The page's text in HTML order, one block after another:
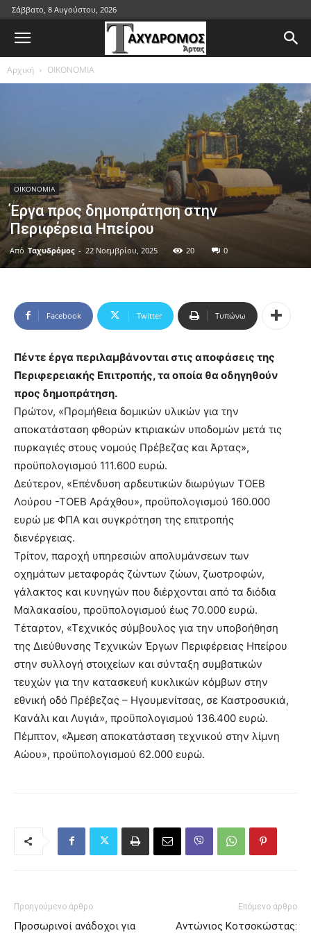
Σάββατο, 8 Αυγούστου, 2026
Αρχική ΟΙΚΟΝΟΜΙΑ
ΟΙΚΟΝΟΜΙΑ
Έργα προς δημοπράτηση στην
Περιφέρεια Ηπείρου
Από Ταχυδρόμος - 22 Νοεμβρίου, 2025 20 0
Facebook Twitter Τυπώνω
Πέντε έργα περιλαμβάνονται στις αποφάσεις της
Περιφερειακής Επιτροπής, τα οποία θα οδηγηθούν
προς δημοπράτηση.
Πρώτον, «Προμήθεια δομικών υλικών για την
αποκατάσταση φθορών κτιριακών υποδομών μετά τις
πυρκαγιές στους νομούς Πρέβεζας και Άρτας»,
προϋπολογισμού 111.600 ευρώ.
Δεύτερον, «Επένδυση αρδευτικών διωρύγων ΤΟΕΒ
Λούρου -ΤΟΕΒ Αράχθου», προϋπολογισμού 160.000
ευρώ με ΦΠΑ και συγκρότηση της επιτροπής
διενέργειας.
Τρίτον, παροχή υπηρεσιών απολυμάνσεων των
οχημάτων μεταφοράς ζώντων ζώων, ζωοτροφών,
γάλακτος και κυνηγών που διέρχονται από τα διόδια
Μαλακασίου, προϋπολογισμού έως 70.000 ευρώ.
Τέταρτον, «Τεχνικός σύμβουλος για την υποβοήθηση
της Διεύθυνσης Τεχνικών Έργων Περιφέρειας Ηπείρου
στην συλλογή στοιχείων και σύνταξη συμβατικών
τευχών για την κατασκευή κυκλικών κόμβων στην
εθνική οδό Πρέβεζας – Ηγουμενίτσας, σε Καστροσυκιά,
Κανάλι και Λυγιά», προϋπολογισμού 136.400 ευρώ.
Πέμπτον, «Άμεση αποκατάσταση τεχνικού στην λίμνη
Αώου», προϋπολογισμού 62.000 ευρώ.
Προηγούμενο άρθρο
Προσωρινοί ανάδοχοι για
Επόμενο άρθρο
Αντώνιος Κοτσοκώστας: